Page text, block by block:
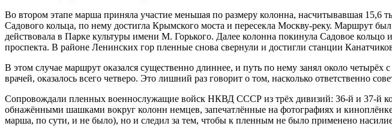
Во втором этапе марша приняла участие меньшая по размеру колонна, насчитывавшая
Садового кольца, по нему достигла Крымского моста и пересекла Москву-реку. Маршрут
действовала в Парке культуры имени М. Горького. Далее колонна покинула Садовое
проспекта. В районе Ленинских гор пленные снова свернули и достигли станции
В этом случае маршрут оказался существенно длиннее, и путь по нему занял около
врачей, оказалось всего четверо. Это лишний раз говорит о том, насколько ответственно
Сопровождали пленных военнослужащие войск НКВД СССР из трёх дивизий: 36-й и 37-й
обнажёнными шашками вокруг колонн немцев, запечатлённые на фотографиях и
марша, по сути, и не было), но и следил за тем, чтобы к пленным не было применено